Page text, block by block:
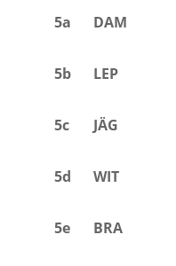
5a DAM
5b LEP
5c JÄG
5d WIT
5e BRA